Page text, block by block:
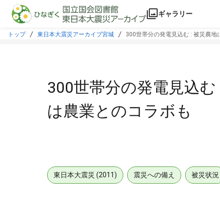
本文に飛ぶ
ギャラリー
トップ 東日本大震災アーカイブ宮城 300世帯分の発電見込む : 被災農地
300世帯分の発電見込
は農業とのコラボも
東日本大震災 (2011) 震災への備え 被災状況